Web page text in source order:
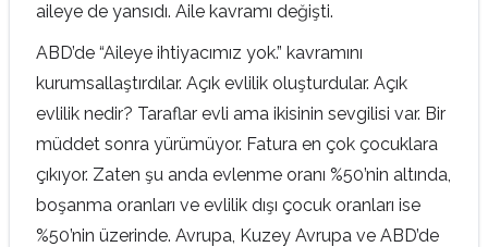
aileye de yansıdı. Aile kavramı değişti.
ABD’de “Aileye ihtiyacımız yok.” kavramını
kurumsallaştırdılar. Açık evlilik oluşturdular. Açık
evlilik nedir? Taraflar evli ama ikisinin sevgilisi var. Bir
müddet sonra yürümüyor. Fatura en çok çocuklara
çıkıyor. Zaten şu anda evlenme oranı %50’nin altında,
boşanma oranları ve evlilik dışı çocuk oranları ise
%50’nin üzerinde. Avrupa, Kuzey Avrupa ve ABD’de